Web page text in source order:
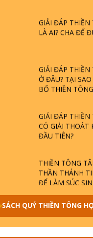
LÀ AI? CHA ĐỂ
Ở ĐÂU? TẠI
BỐ THIỀN
CÓ GIẢI THOÁT
ĐẦU TIÊN?
THẦN THÁNH
ĐỂ LÀM SÚC
GIẢI ĐÁP THIỀN
LOÀI CÔ HỒN -
NÀO XUẤT BẢN
SÁCH QUÝ THIỀN TÔNG